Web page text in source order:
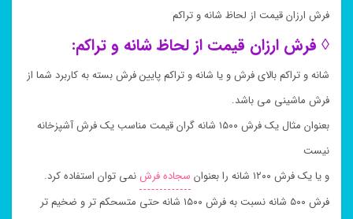
فرش ارزان قیمت از لحاظ شانه و تراکم
◊ فرش ارزان قیمت از لحاظ شانه و تراکم:
شانه و تراکم بالای فرش و یا شانه و تراکم پایین فرش بسته به کاربرد شما از
فرش ماشینی می باشد.
بعنوان مثال یک فرش ۱۵۰۰ شانه گران قیمت مناسب یک فرش آشپزخانه
نیست
و یا یک فرش ۱۲۰۰ شانه را بعنوان
سجاده فرشنمی توان استفاده کرد.
فرش ۵۰۰ شانه نسبت به فرش ۱۵۰۰ شانه حتی متسحکم تر و ضخیم تر